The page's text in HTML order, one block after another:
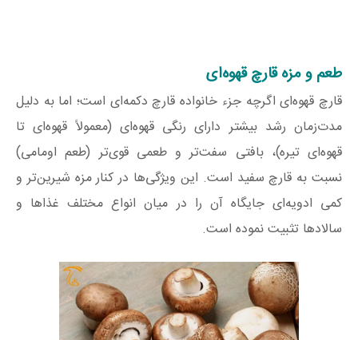
طعم و مزه قارچ قهوه‌ای
قارچ قهوه‌ای اگرچه جزء خانواده قارچ دکمه‌ای است؛ اما به دلیل
مدت‌زمان رشد بیشتر دارای رنگی قهوه‌ای (معمولاً قهوه‌ای تا
قهوه‌ای تیره)، بافتی سفت‌تر و طعمی قوی‌تر (طعم اومامی)
نسبت به قارچ سفید است. این ویژگی‌ها در کنار مزه شیرین‌تر و
کمی ادویه‌ای جایگاه آن را در میان انواع مختلف غذاها و
سالادها تثبیت نموده است.